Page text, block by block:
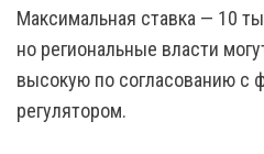
Максимальная ставка — 10
но региональные власти
высокую по согласованию с
регулятором.